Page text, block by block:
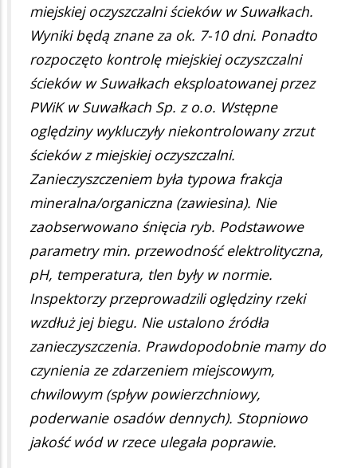
miejskiej oczyszczalni ścieków w Suwałkach.
Wyniki będą znane za ok. 7-10 dni. Ponadto
rozpoczęto kontrolę miejskiej oczyszczalni
ścieków w Suwałkach eksploatowanej przez
PWiK w Suwałkach Sp. z o.o. Wstępne
oględziny wykluczyły niekontrolowany zrzut
ścieków z miejskiej oczyszczalni.
Zanieczyszczeniem była typowa frakcja
mineralna/organiczna (zawiesina). Nie
zaobserwowano śnięcia ryb. Podstawowe
parametry min. przewodność elektrolityczna,
pH, temperatura, tlen były w normie.
Inspektorzy przeprowadzili oględziny rzeki
wzdłuż jej biegu. Nie ustalono źródła
zanieczyszczenia. Prawdopodobnie mamy do
czynienia ze zdarzeniem miejscowym,
chwilowym (spływ powierzchniowy,
poderwanie osadów dennych). Stopniowo
jakość wód w rzece ulegała poprawie.